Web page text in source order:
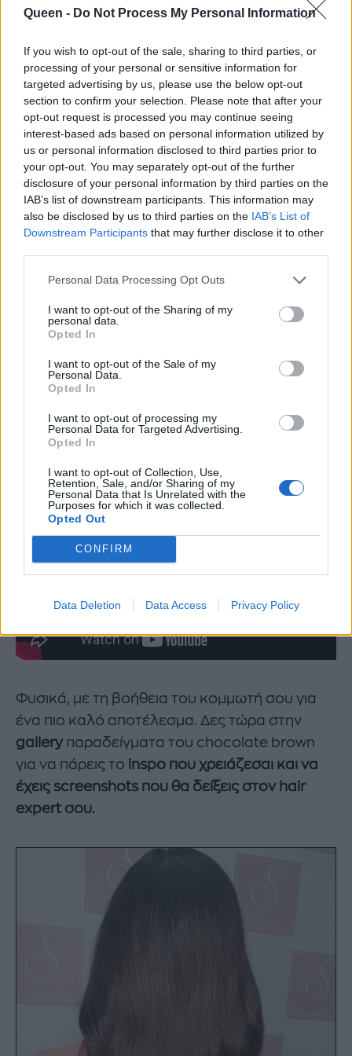
Queen - Do Not Process My Personal Information
If you wish to opt-out of the sale, sharing to third parties, or
processing of your personal or sensitive information for
targeted advertising by us, please use the below opt-out
section to confirm your selection. Please note that after your
opt-out request is processed you may continue seeing
interest-based ads based on personal information utilized by
us or personal information disclosed to third parties prior to
your opt-out. You may separately opt-out of the further
disclosure of your personal information by third parties on the
IAB’s list of downstream participants. This information may
also be disclosed by us to third parties on the IAB’s List of
Downstream Participants that may further disclose it to other
Personal Data Processing Opt Outs
I want to opt-out of the Sharing of my
personal data.
Opted In
I want to opt-out of the Sale of my
Personal Data.
Opted In
I want to opt-out of processing my
Personal Data for Targeted Advertising.
Opted In
I want to opt-out of Collection, Use,
Retention, Sale, and/or Sharing of my
Personal Data that Is Unrelated with the
Purposes for which it was collected.
Opted Out
CONFIRM
Data Deletion Data Access Privacy Policy
Σε ποιες γυναίκες ταιριάζει το
chocolate brown
Το σοκολατί στα μαλλιά
δέρματος, αλλά και όλα τα χρώματα ματιών.
Όσο για το χρώμα μαλλιών που πρέπει να έχεις
Είτε είσαι ξανθιά, είτε μελαχρινή μπορείς να το
κάνεις. Δεν υπάρχει περιορισμός.
Φυσικά, με τη βοήθεια του κομμωτή σου για
ένα πιο καλό αποτέλεσμα. Δες τώρα στην
galleryπαραδείγματα του chocolate brown
για να πάρεις το inspo που χρειάζεσαι και να
έχεις screenshots που θα δείξεις στον hair
expert σου.